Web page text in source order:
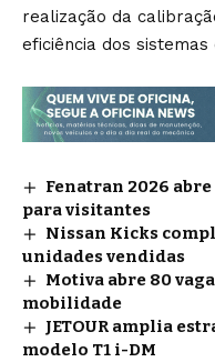
realização da
eficiência dos
Fenatran 2026
para visitantes
Nissan Kicks
unidades vendidas
Motiva abre 80
mobilidade
JETOUR amplia
modelo T1 i-DM